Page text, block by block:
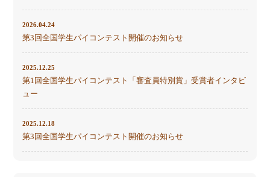
2026.04.24
第3回全国学生パイコンテスト開催のお知らせ
2025.12.25
第1回全国学生パイコンテスト「審査員特別賞」受賞者インタビ
ュー
2025.12.18
第3回全国学生パイコンテスト開催のお知らせ